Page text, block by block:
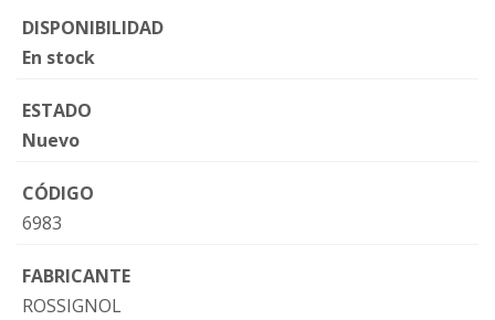
DISPONIBILIDAD
En stock
ESTADO
Nuevo
CÓDIGO
6983
FABRICANTE
ROSSIGNOL